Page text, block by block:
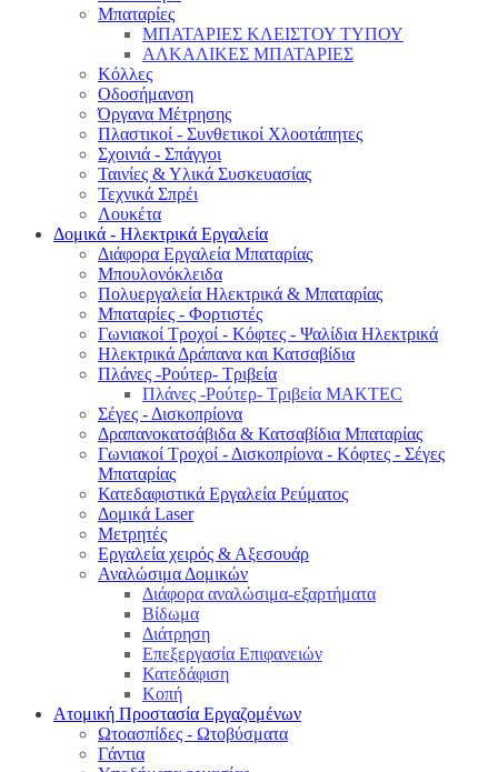
Μπαταρίες
ΜΠΑΤΑΡΙΕΣ ΚΛΕΙΣΤΟΥ ΤΥΠΟΥ
ΑΛΚΑΛΙΚΕΣ ΜΠΑΤΑΡΙΕΣ
Κόλλες
Οδοσήμανση
Όργανα Μέτρησης
Πλαστικοί - Συνθετικοί Χλοοτάπητες
Σχοινιά - Σπάγγοι
Ταινίες & Υλικά Συσκευασίας
Τεχνικά Σπρέι
Λουκέτα
Δομικά - Ηλεκτρικά Εργαλεία
Διάφορα Εργαλεία Μπαταρίας
Μπουλονόκλειδα
Πολυεργαλεία Ηλεκτρικά & Μπαταρίας
Μπαταρίες - Φορτιστές
Γωνιακοί Τροχοί - Κόφτες - Ψαλίδια Ηλεκτρικά
Ηλεκτρικά Δράπανα και Κατσαβίδια
Πλάνες -Ρούτερ- Τριβεία
Πλάνες -Ρούτερ- Τριβεία MAKTEC
Σέγες - Δισκοπρίονα
Δραπανοκατσάβιδα & Κατσαβίδια Μπαταρίας
Γωνιακοί Τροχοί - Δισκοπρίονα - Κόφτες - Σέγες
Μπαταρίας
Κατεδαφιστικά Εργαλεία Ρεύματος
Δομικά Laser
Μετρητές
Εργαλεία χειρός & Αξεσουάρ
Αναλώσιμα Δομικών
Διάφορα αναλώσιμα-εξαρτήματα
Βίδωμα
Διάτρηση
Επεξεργασία Επιφανειών
Κατεδάφιση
Κοπή
Ατομική Προστασία Εργαζομένων
Ωτοασπίδες - Ωτοβύσματα
Γάντια